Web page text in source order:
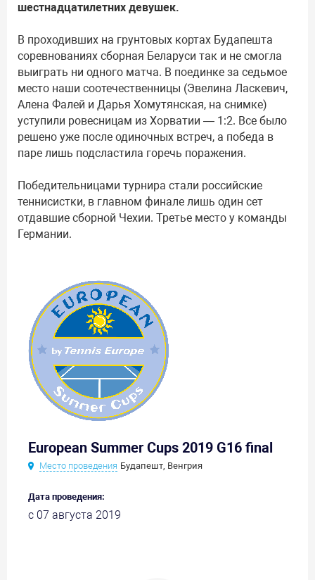
шестнадцатилетних девушек.
В проходивших на грунтовых кортах Будапешта
соревнованиях сборная Беларуси так и не смогла
выиграть ни одного матча. В поединке за седьмое
место наши соотечественницы (Эвелина Ласкевич,
Алена Фалей и Дарья Хомутянская, на снимке)
уступили ровесницам из Хорватии — 1:2. Все было
решено уже после одиночных встреч, а победа в
паре лишь подсластила горечь поражения.
Победительницами турнира стали российские
теннисистки, в главном финале лишь один сет
отдавшие сборной Чехии. Третье место у команды
Германии.
European Summer Cups 2019 G16 final
Место проведения Будапешт, Венгрия
Дата проведения:
с 07 августа 2019